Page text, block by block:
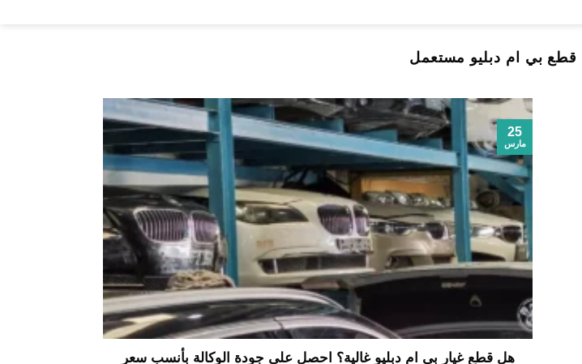
قطع بي ام دبليو مستعمل
هل قطع غيار بي ام دبليو غالية؟ احصل على جودة الوكالة بأنسب سعر
25
مارس